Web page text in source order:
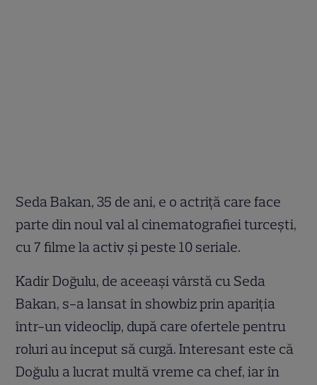
Seda Bakan, 35 de ani, e o actriță care face
parte din noul val al cinematografiei turcești,
cu 7 filme la activ și peste 10 seriale.
Kadir Doğulu, de aceeași vârstă cu Seda
Bakan, s-a lansat în showbiz prin apariția
într-un videoclip, după care ofertele pentru
roluri au început să curgă. Interesant este că
Doğulu a lucrat multă vreme ca chef, iar în